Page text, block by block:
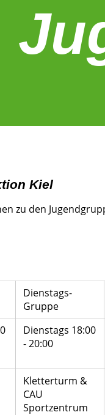
Kiel
zu den
Dienstags-
Gruppe
Dienstags 18:00
- 20:00
Kletterturm &
CAU
Sportzentrum